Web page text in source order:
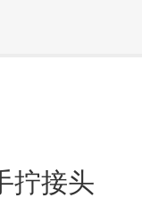
拧接头